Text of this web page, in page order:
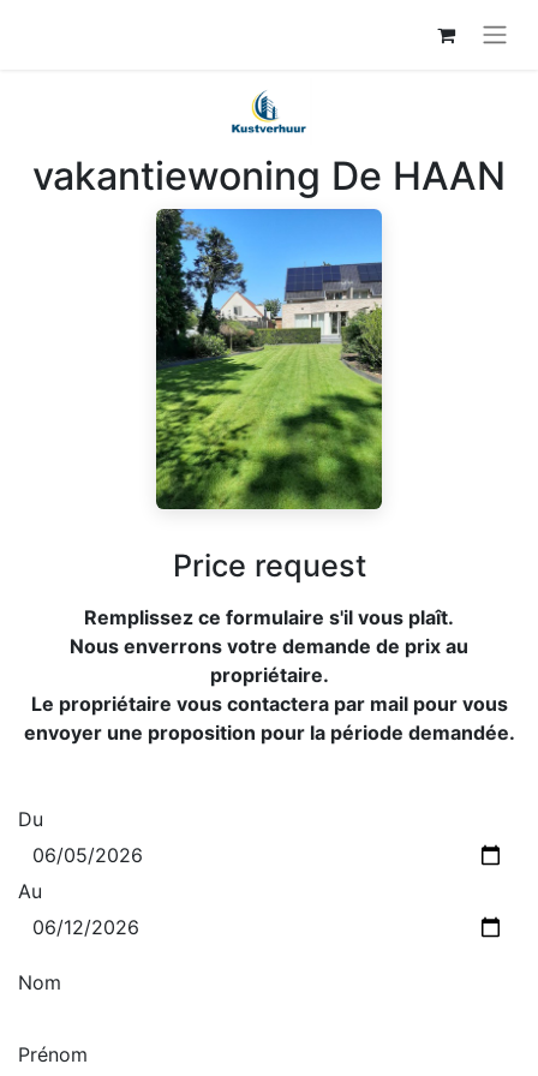
vakantiewoning De HAAN
Price request
Remplissez ce formulaire s'il vous plaît.
Nous enverrons votre demande de prix au
propriétaire.
Le propriétaire vous contactera par mail pour vous
envoyer une proposition pour la période demandée.
Du
Au
Nom
Prénom